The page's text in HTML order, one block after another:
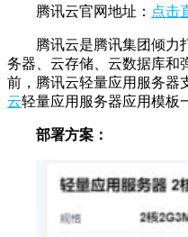
腾讯云官网地址： 点击
腾讯云是腾讯集团倾力
务器、云存储、云数据库和
前，腾讯云轻量应用服务器
云轻量应用服务器应用模板
部署方案：